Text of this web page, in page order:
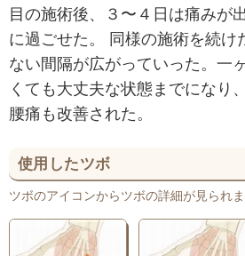
目の施術後、３〜４日は痛みが
に過ごせた。 同様の施術を続け
ない間隔が広がっていった。一
くても大丈夫な状態までになり
腰痛も改善された。
使用したツボ
ツボのアイコンからツボの詳細が見られ